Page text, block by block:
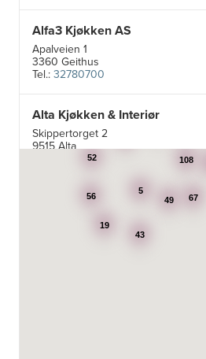
Alfa3 Kjøkken AS
Apalveien 1
3360 Geithus
Tel.:32780700
Alta Kjøkken & Interiør
Skippertorget 2
9515 Alta
99007242
Aran Scandinavia AS
Stadsing. Dahls gt. 31A
7043 Trondheim
49
108
52
56 67
43
5
19